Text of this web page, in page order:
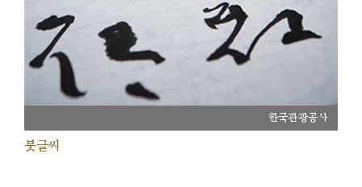
한국관광공사
붓글씨